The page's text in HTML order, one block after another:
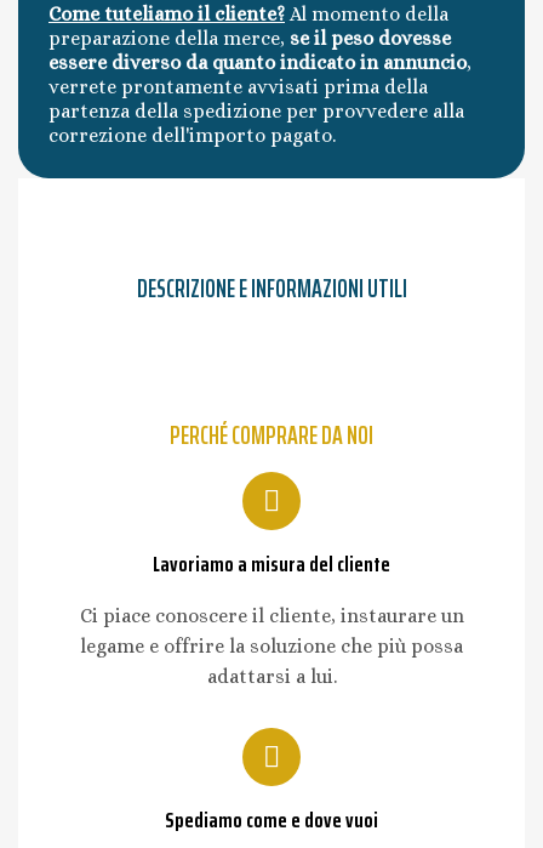
Come tuteliamo il cliente? Al momento della
preparazione della merce, se il peso dovesse
essere diverso da quanto indicato in annuncio,
verrete prontamente avvisati prima della
partenza della spedizione per provvedere alla
correzione dell'importo pagato.
DESCRIZIONE E INFORMAZIONI UTILI
PERCHÉ COMPRARE DA NOI
Lavoriamo a misura del cliente
Ci piace conoscere il cliente, instaurare un
legame e offrire la soluzione che più possa
adattarsi a lui.
Spediamo come e dove vuoi